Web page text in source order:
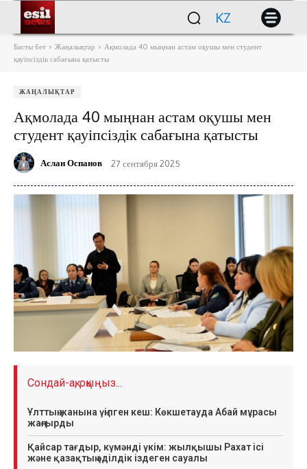
KZ
Басты бет Жаңалықтар
Ақмолада 40 мыңнан астам оқушы мен студент
қауіпсіздік сабағына қатысты
ЖАҢАЛЫҚТАР
Ақмолада 40 мыңнан астам оқушы мен
студент қауіпсіздік сабағына қатысты
Аслан Оспанов 27 сентября 2025
Сондай-ақ, оқыңыз...
Ұлттың жанына үңілген кеш: Көкшетауда Абай мұрасы
жаңғырды
Қайсар тағдыр, күмәнді үкім: жылқышы Рахат ісі
және қазақтың әділдік іздеген сауалы